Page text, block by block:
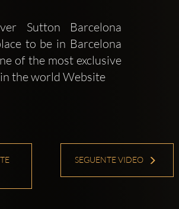
Sutton Barcelona
to be in Barcelona
of the most exclusive
the world Website
SEGUENTE VIDEO